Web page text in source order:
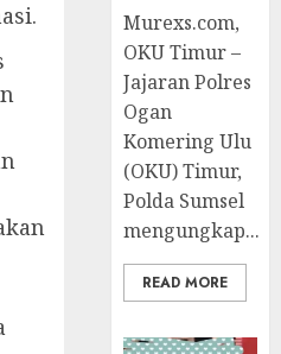
Murexs.com,
OKU Timur –
Jajaran Polres
Ogan
Komering Ulu
(OKU) Timur,
Polda Sumsel
mengungkap...
READ MORE